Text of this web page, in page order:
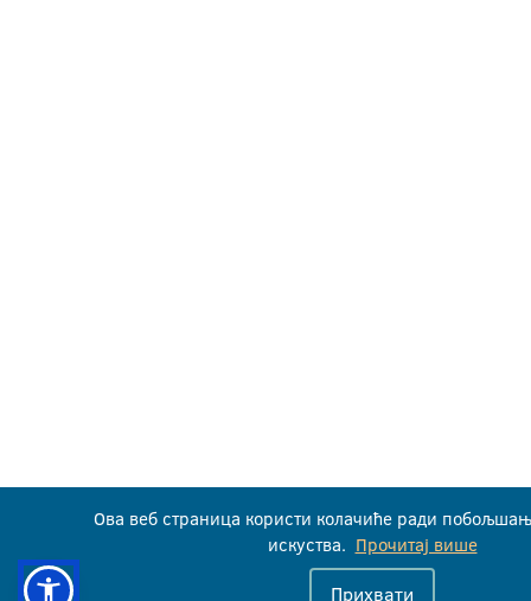
Ова веб страница користи колачиће ради
искуства. Прочитај више
Прихвати